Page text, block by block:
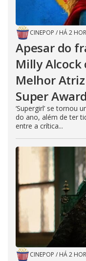
CINEPOP / HÁ 2
Apesar do
Milly
Melhor
Super
‘Supergirl’ se tornou
do ano, além de ter
entre a crítica...
CINEPOP / HÁ 2